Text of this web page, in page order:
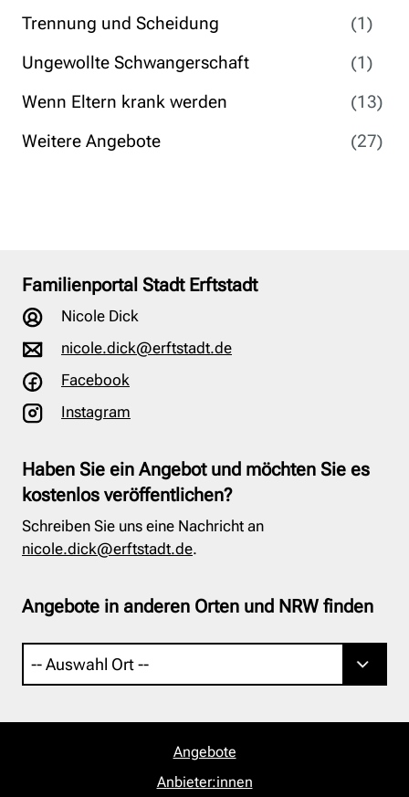
Trennung und Scheidung
(1)
Ungewollte Schwangerschaft
(1)
Wenn Eltern krank werden
(13)
Weitere Angebote
(27)
Familienportal Stadt Erftstadt
Nicole Dick
nicole.dick@erftstadt.de
Facebook
Instagram
Haben Sie ein Angebot und möchten Sie es
kostenlos veröffentlichen?
Schreiben Sie uns eine Nachricht an
nicole.dick@erftstadt.de.
Angebote in anderen Orten und NRW finden
Angebote
Anbieter:innen